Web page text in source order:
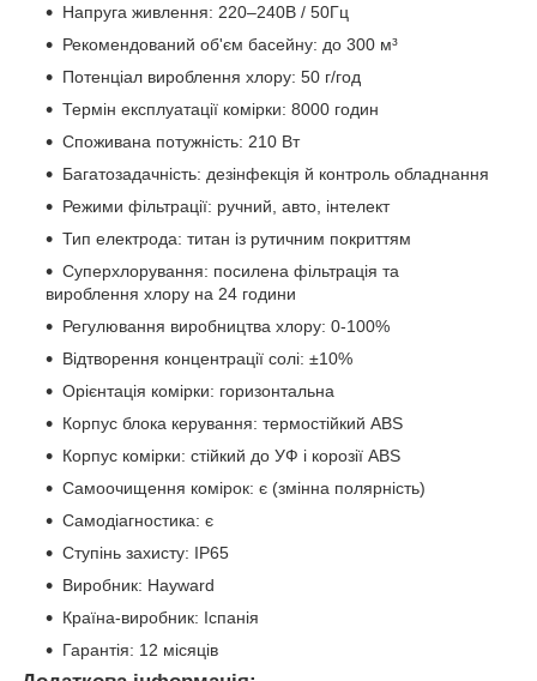
Напруга живлення: 220–240В / 50Гц
Рекомендований об'єм басейну: до 300 м³
Потенціал вироблення хлору: 50 г/год
Термін експлуатації комірки: 8000 годин
Споживана потужність: 210 Вт
Багатозадачність: дезінфекція й контроль обладнання
Режими фільтрації: ручний, авто, інтелект
Тип електрода: титан із рутичним покриттям
Суперхлорування: посилена фільтрація та
вироблення хлору на 24 години
Регулювання виробництва хлору: 0-100%
Відтворення концентрації солі: ±10%
Орієнтація комірки: горизонтальна
Корпус блока керування: термостійкий ABS
Корпус комірки: стійкий до УФ і корозії ABS
Самоочищення комірок: є (змінна полярність)
Самодіагностика: є
Ступінь захисту: IP65
Виробник: Hayward
Країна-виробник: Іспанія
Гарантія: 12 місяців